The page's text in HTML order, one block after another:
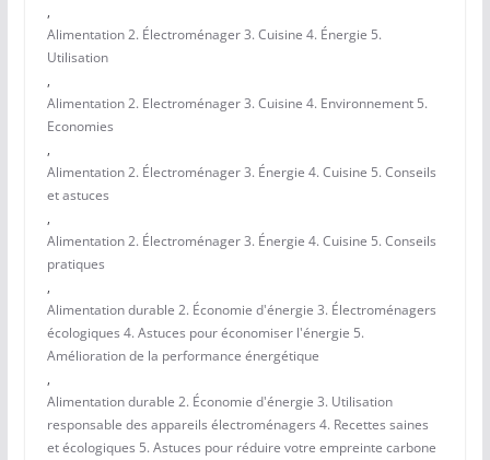
,
Alimentation 2. Électroménager 3. Cuisine 4. Énergie 5.
Utilisation
,
Alimentation 2. Electroménager 3. Cuisine 4. Environnement 5.
Economies
,
Alimentation 2. Électroménager 3. Énergie 4. Cuisine 5. Conseils
et astuces
,
Alimentation 2. Électroménager 3. Énergie 4. Cuisine 5. Conseils
pratiques
,
Alimentation durable 2. Économie d'énergie 3. Électroménagers
écologiques 4. Astuces pour économiser l'énergie 5.
Amélioration de la performance énergétique
,
Alimentation durable 2. Économie d'énergie 3. Utilisation
responsable des appareils électroménagers 4. Recettes saines
et écologiques 5. Astuces pour réduire votre empreinte carbone